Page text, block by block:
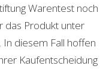
Warentest noch
das Produkt unter
diesem Fall hoffen
Kaufentscheidung